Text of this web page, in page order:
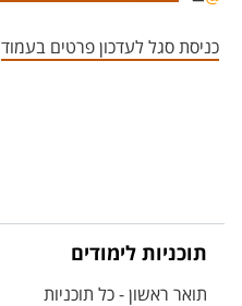
כניסת סגל לעדכון פרטים בעמוד
תוכניות לימודים
תואר ראשון - כל תוכניות